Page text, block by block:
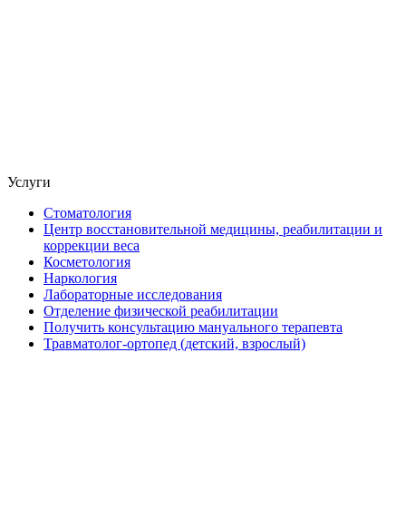
Услуги
Стоматология
Центр восстановительной медицины, реабилитации и
коррекции веса
Косметология
Наркология
Лабораторные исследования
Отделение физической реабилитации
Получить консультацию мануального терапевта
Травматолог-ортопед (детский, взрослый)